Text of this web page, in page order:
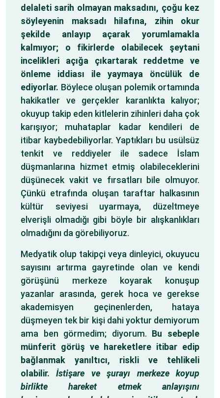
delaleti sarih olmayan maksadını, çoğu kez
söyleyenin maksadı hilafına, zihin okur
şekilde anlayıp açarak yorumlamakla
kalmıyor; o fikirlerde olabilecek şeytani
incelikleri açığa çıkartarak reddetme ve
önleme iddiası ile yaymaya öncülük de
ediyorlar. Böylece oluşan polemik ortamında
hakikatler ve gerçekler karanlıkta kalıyor;
okuyup takip eden kitlelerin zihinleri daha çok
karışıyor; muhataplar kadar kendileri de
itibar kaybedebiliyorlar. Yaptıkları bu usülsüz
tenkit ve reddiyeler ile sadece İslam
düşmanlarına hizmet etmiş olabileceklerini
düşünecek vakit ve fırsatları bile olmuyor.
Çünkü etrafında oluşan taraftar halkasının
kültür seviyesi uyarmaya, düzeltmeye
elverişli olmadığı gibi böyle bir alışkanlıkları
olmadığını da görebiliyoruz.
Medyatik olup takipçi veya dinleyici, okuyucu
sayısını artırma gayretinde olan ve kendi
görüşünü merkeze koyarak konuşup
yazanlar arasında, gerek hoca ve gerekse
akademisyen geçinenlerden, hataya
düşmeyen tek bir kişi dahi yoktur demiyorum
ama ben görmedim; diyorum. Bu sebeple
münferit görüş ve hareketlere itibar edip
bağlanmak yanıltıcı, riskli ve tehlikeli
olabilir.İstişare ve şurayı merkeze koyup
birlikte hareket etmek anlayışını